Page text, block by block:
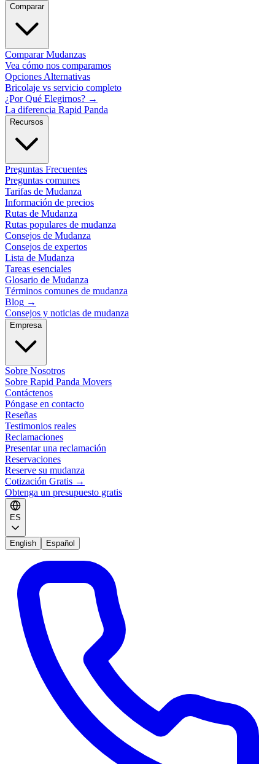
Comparar
Comparar Mudanzas
Vea cómo nos comparamos
Opciones Alternativas
Bricolaje vs servicio completo
¿Por Qué Elegirnos? →
La diferencia Rapid Panda
Recursos
Preguntas Frecuentes
Preguntas comunes
Tarifas de Mudanza
Información de precios
Rutas de Mudanza
Rutas populares de mudanza
Consejos de Mudanza
Consejos de expertos
Lista de Mudanza
Tareas esenciales
Glosario de Mudanza
Términos comunes de mudanza
Blog →
Consejos y noticias de mudanza
Empresa
Sobre Nosotros
Sobre Rapid Panda Movers
Contáctenos
Póngase en contacto
Reseñas
Testimonios reales
Reclamaciones
Presentar una reclamación
Reservaciones
Reserve su mudanza
Cotización Gratis →
Obtenga un presupuesto gratis
ES
English Español